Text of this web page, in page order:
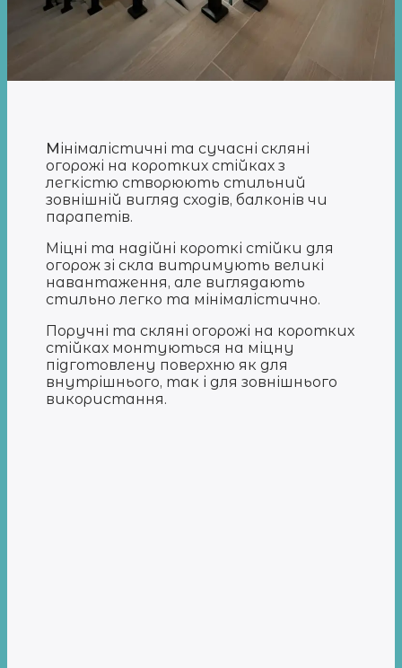
Мінімалістичні та сучасні скляні
огорожі на коротких стійках з
легкістю створюють стильний
зовнішній вигляд сходів, балконів чи
парапетів.
Міцні та надійні короткі стійки для
огорож зі скла витримують великі
навантаження, але виглядають
стильно легко та мінімалістично.
Поручні та скляні огорожі на коротких
стійках монтуються на міцну
підготовлену поверхню як для
внутрішнього, так і для зовнішнього
використання.